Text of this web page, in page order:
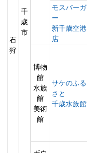
石
狩
千
歳
市
モスバーガ
ー
新千歳空港
店
博物
館
水族
館
美術
館
サケのふる
さと
千歳水族館